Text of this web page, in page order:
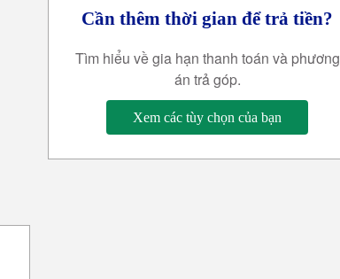
Cần thêm thời gian để trả tiền?
Tìm hiểu về gia hạn thanh toán và phương
án trả góp.
Xem các tùy chọn của bạn